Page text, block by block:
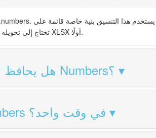
Apple Numbers. لفتح ملف .numbers على Windows، تحتاج إلى تحويله إلى XLSX أولًا.
هل يحافظ المحول على جميع البيانات من ملف Numbers؟
هل يمكنني تحويل عدة ملفات .numbers في وقت واحد؟